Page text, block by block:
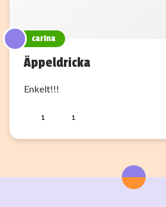
carina
Äppeldricka
Enkelt!!!
1 1